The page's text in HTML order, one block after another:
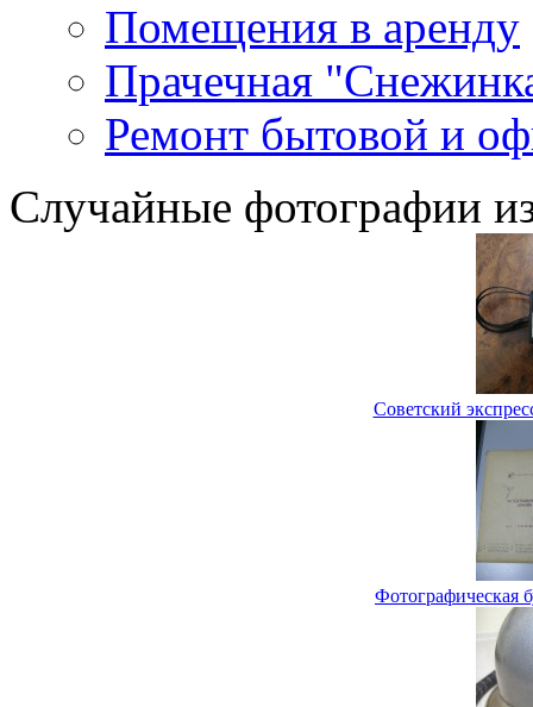
Помещения в аренду
Прачечная
Ремонт бытовой и
Случайные фотографии
Советский
Фотографическая